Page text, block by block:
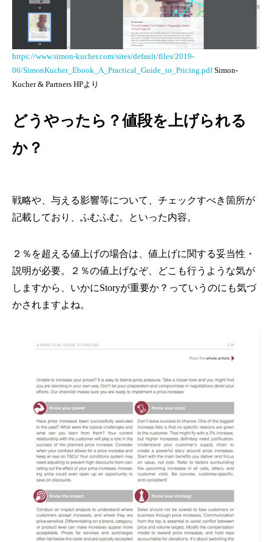
https://www.simon-kucher.com/sites/default/files/2019-
06/SimonKucher_Ebook_A_Practical_Guide_to_Pricing.pdf Simon-
Kucher & Partners HPより
どうやったら？値段を上げられる
か？
戦略や、与える影響等について、チェックすべき箇所が
記載しており、ふむふむ。といった内容。
２％を超える値上げの場合は、値上げに関する妥当性・
説明が必要。２％の値上げなぞ、どこも行うような気が
しますから、いかにStoryが重要か？っていうのにも気づ
かされますよね。